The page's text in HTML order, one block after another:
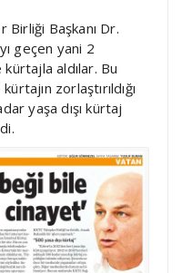
Birliği Başkanı Dr.
geçen yani 2
aldılar. Bu
zorlaştırıldığı
yaşa dışı kürtaj